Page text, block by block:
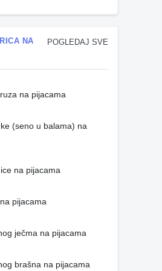
POGLEDAJ SVE
NA
na pijacama
(seno u balama) na
na pijacama
pijacama
ječma na pijacama
brašna na pijacama